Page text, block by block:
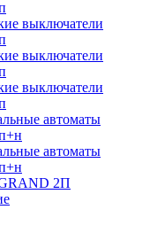
выключатели
выключатели
выключатели
автоматы
автоматы
2П